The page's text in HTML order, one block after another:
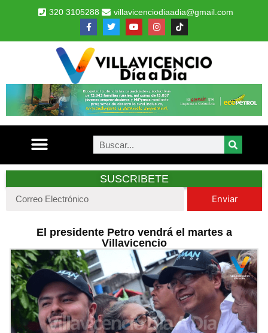
320 3105288 villavicenciodiaadia@gmail.com
SUSCRIBETE
Enviar
El presidente Petro vendrá el martes a
Villavicencio